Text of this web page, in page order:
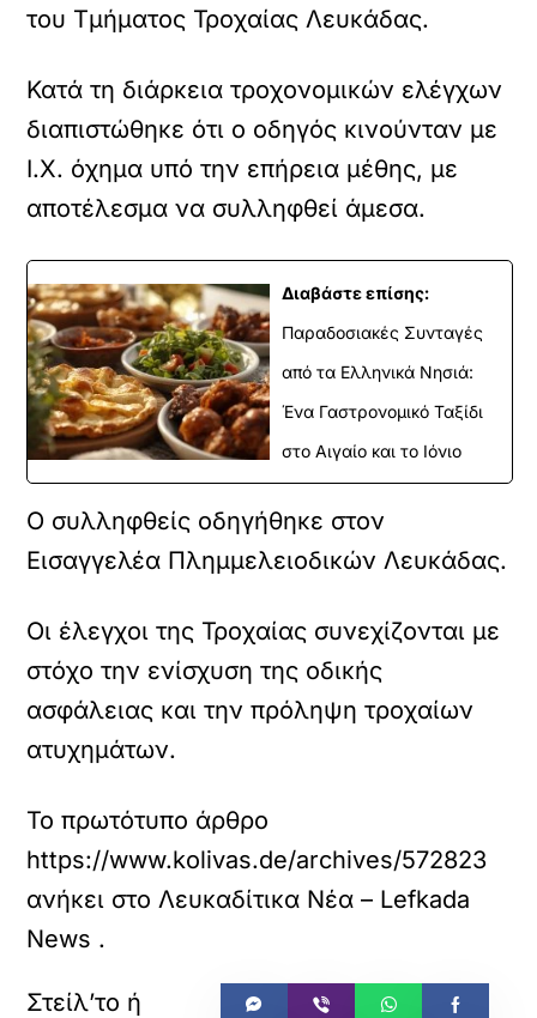
του Τμήματος Τροχαίας Λευκάδας.
Κατά τη διάρκεια τροχονομικών ελέγχων
διαπιστώθηκε ότι ο οδηγός κινούνταν με
Ι.Χ. όχημα υπό την επήρεια μέθης, με
αποτέλεσμα να συλληφθεί άμεσα.
Διαβάστε επίσης:
Παραδοσιακές Συνταγές
από τα Ελληνικά Νησιά:
Ένα Γαστρονομικό Ταξίδι
στο Αιγαίο και το Ιόνιο
Ο συλληφθείς οδηγήθηκε στον
Εισαγγελέα Πλημμελειοδικών Λευκάδας.
Οι έλεγχοι της Τροχαίας συνεχίζονται με
στόχο την ενίσχυση της οδικής
ασφάλειας και την πρόληψη τροχαίων
ατυχημάτων.
Το πρωτότυπο άρθρο
https://www.kolivas.de/archives/572823
ανήκει στοΛευκαδίτικα Νέα – Lefkada
News .